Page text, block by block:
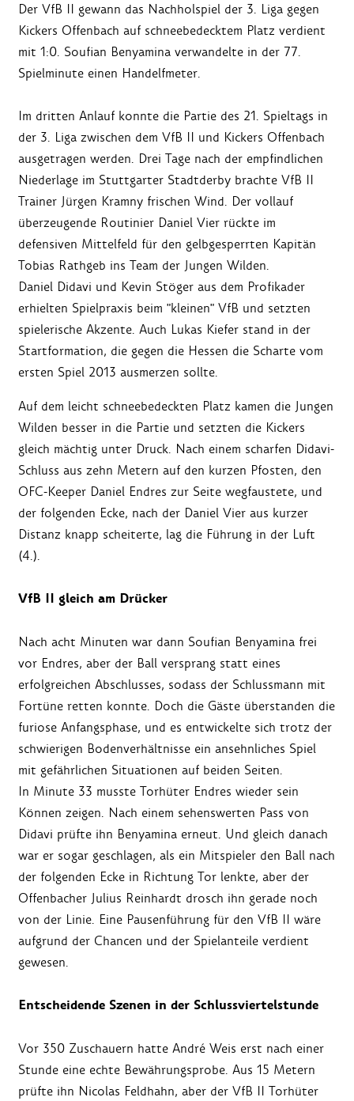
Der VfB II gewann das Nachholspiel der 3. Liga gegen
Kickers Offenbach auf schneebedecktem Platz verdient
mit 1:0. Soufian Benyamina verwandelte in der 77.
Spielminute einen Handelfmeter.
Im dritten Anlauf konnte die Partie des 21. Spieltags in
der 3. Liga zwischen dem VfB II und Kickers Offenbach
ausgetragen werden. Drei Tage nach der empfindlichen
Niederlage im Stuttgarter Stadtderby brachte VfB II
Trainer Jürgen Kramny frischen Wind. Der vollauf
überzeugende Routinier Daniel Vier rückte im
defensiven Mittelfeld für den gelbgesperrten Kapitän
Tobias Rathgeb ins Team der Jungen Wilden.
Daniel Didavi und Kevin Stöger aus dem Profikader
erhielten Spielpraxis beim "kleinen" VfB und setzten
spielerische Akzente. Auch Lukas Kiefer stand in der
Startformation, die gegen die Hessen die Scharte vom
ersten Spiel 2013 ausmerzen sollte.
Auf dem leicht schneebedeckten Platz kamen die Jungen
Wilden besser in die Partie und setzten die Kickers
gleich mächtig unter Druck. Nach einem scharfen Didavi-
Schluss aus zehn Metern auf den kurzen Pfosten, den
OFC-Keeper Daniel Endres zur Seite wegfaustete, und
der folgenden Ecke, nach der Daniel Vier aus kurzer
Distanz knapp scheiterte, lag die Führung in der Luft
(4.).
VfB II gleich am Drücker
Nach acht Minuten war dann Soufian Benyamina frei
vor Endres, aber der Ball versprang statt eines
erfolgreichen Abschlusses, sodass der Schlussmann mit
Fortüne retten konnte. Doch die Gäste überstanden die
furiose Anfangsphase, und es entwickelte sich trotz der
schwierigen Bodenverhältnisse ein ansehnliches Spiel
mit gefährlichen Situationen auf beiden Seiten.
In Minute 33 musste Torhüter Endres wieder sein
Können zeigen. Nach einem sehenswerten Pass von
Didavi prüfte ihn Benyamina erneut. Und gleich danach
war er sogar geschlagen, als ein Mitspieler den Ball nach
der folgenden Ecke in Richtung Tor lenkte, aber der
Offenbacher Julius Reinhardt drosch ihn gerade noch
von der Linie. Eine Pausenführung für den VfB II wäre
aufgrund der Chancen und der Spielanteile verdient
gewesen.
Entscheidende Szenen in der Schlussviertelstunde
Vor 350 Zuschauern hatte André Weis erst nach einer
Stunde eine echte Bewährungsprobe. Aus 15 Metern
prüfte ihn Nicolas Feldhahn, aber der VfB II Torhüter